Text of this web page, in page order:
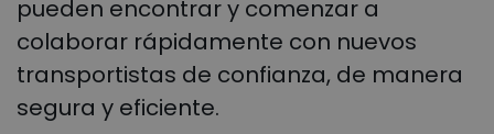
pueden encontrar y comenzar a
colaborar rápidamente con nuevos
transportistas de confianza, de manera
segura y eficiente.